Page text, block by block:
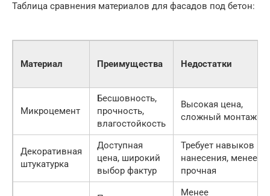
Таблица сравнения материалов для фасадов под бетон:
Материал Преимущества Недостатки
Микроцемент
Бесшовность,
прочность,
влагостойкость
Высокая цена,
сложный монтаж
Декоративная
штукатурка
Доступная
цена, широкий
выбор фактур
Требует навыков
нанесения, менее
прочная
Менее